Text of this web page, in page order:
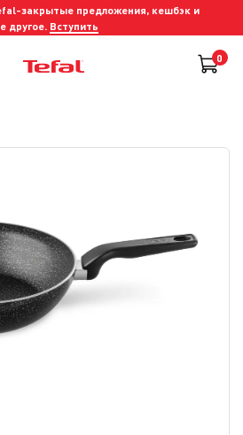
закрытые предложения, кешбэк и
другое. Вступить
0